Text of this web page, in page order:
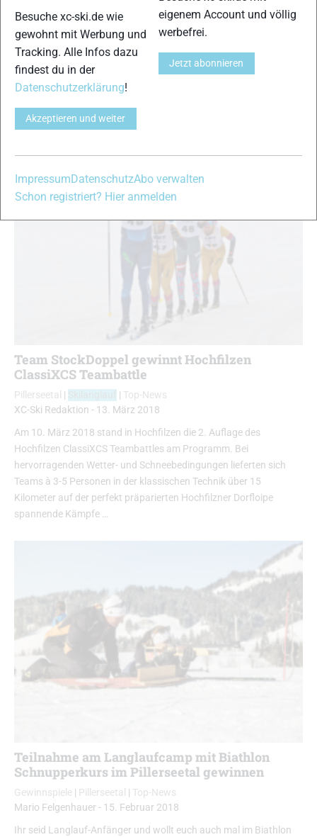
Skating-Rennen
News|Pillerseetal|Skilanglauf Skimarathon News
Mario Felgenhauer-
11. Februar 2019
Der internationale Tiroler Koasalauf ging am vergangenen
Wochenende im österreichischen St. Johann über die Bühne. In
Teilnehmer der Herausforderung …
Team StockDoppel gewinnt Hochfilzen
ClassiXCS Teambattle
Pillerseetal | | Top-News
XC-Ski Redaktion - 13. März 2018
Am 10. März 2018 stand in Hochfilzen die 2. Auflage des
Hochfilzen ClassiXCS Teambattles am Programm. Bei
hervorragenden Wetter- und Schneebedingungen lieferten sich
Teams à 3-5 Personen in der klassischen Technik über 15
Kilometer auf der perfekt präparierten Hochfilzner Dorfloipe
spannende Kämpfe …
Teilnahme am Langlaufcamp mit Biathlon
Schnupperkurs im Pillerseetal gewinnen
Gewinnspiele | Pillerseetal | Top-News
Mario Felgenhauer - 15. Februar 2018
Ihr seid Langlauf-Anfänger und wollt euch auch mal im Biathlon
Besuche xc-ski.de wie
gewohnt mit Werbung und
Tracking. Alle Infos dazu
findest du in der
Datenschutzerklärung!
Akzeptieren und weiter
eigenem Account und völlig
werbefrei.
Jetzt abonnieren
ImpressumDatenschutzAbo verwalten
Schon registriert? Hier anmelden